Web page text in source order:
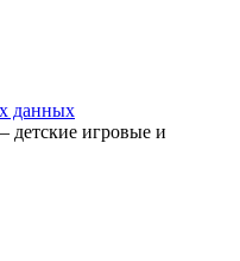
данных
игровые и